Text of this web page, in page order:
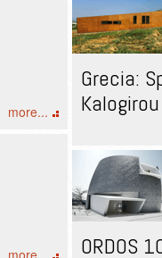
more...
Grecia:
Kalogirou
more...
ORDOS